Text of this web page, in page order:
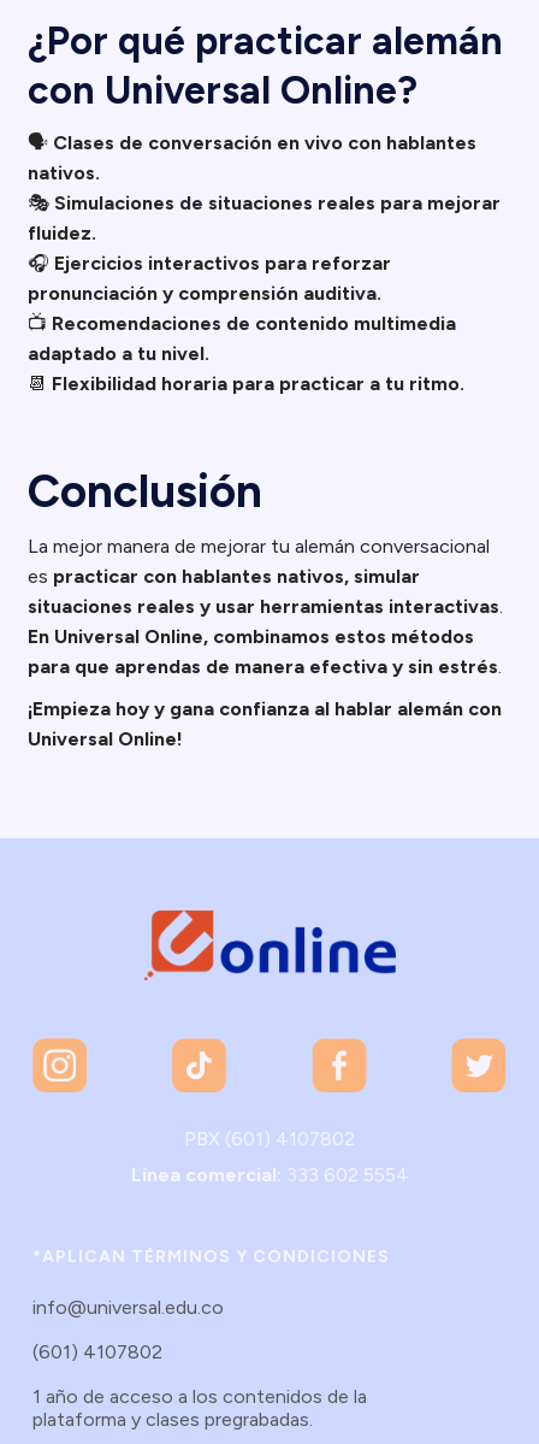
¿Por qué practicar alemán
con Universal Online?
🗣 Clases de conversación en vivo con hablantes
nativos.
🎭Simulaciones de situaciones reales para mejorar
fluidez.
🎧 Ejercicios interactivos para reforzar
pronunciación y comprensión auditiva.
📺 Recomendaciones de contenido multimedia
adaptado a tu nivel.
📆 Flexibilidad horaria para practicar a tu ritmo.
Conclusión
La mejor manera de mejorar tu alemán conversacional
es practicar con hablantes nativos, simular
situaciones reales y usar herramientas interactivas.
En Universal Online, combinamos estos métodos
para que aprendas de manera efectiva y sin estrés.
¡Empieza hoy y gana confianza al hablar alemán con
Universal Online!
PBX (601) 4107802
Linea comercial: 333 602 5554
*APLICAN TÉRMINOS Y CONDICIONES
info@universal.edu.co
(601) 4107802
1 año de acceso a los contenidos de la
plataforma y clases pregrabadas.